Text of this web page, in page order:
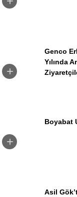
Genco
Yılında
Boyabat
Asil